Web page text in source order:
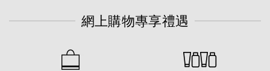
網上購物專享禮遇